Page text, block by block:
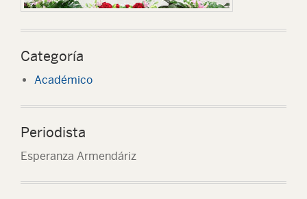
Categoría
Académico
Periodista
Esperanza Armendáriz